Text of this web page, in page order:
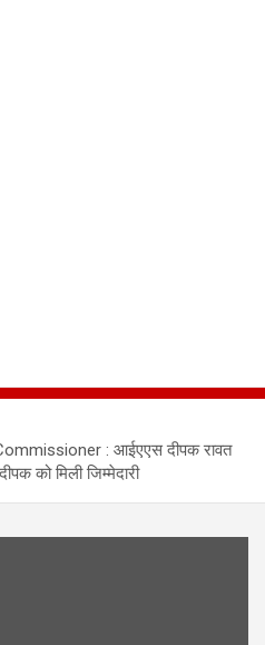
: आईएएस दीपक रावत
को मिली जिम्मेदारी